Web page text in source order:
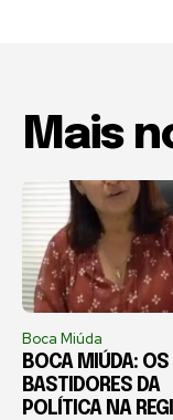
Mais
Boca Miúda
BOCA MIÚDA: OS
BASTIDORES DA
POLÍTICA NA